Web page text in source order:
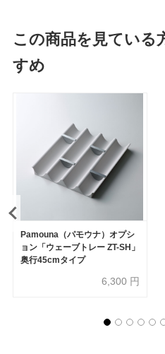
この商品を見ている
すめ
Pamouna（パモウナ）オプシ
ョン「ウェーブトレー ZT-SH」
奥行45cmタイプ
6,300 円